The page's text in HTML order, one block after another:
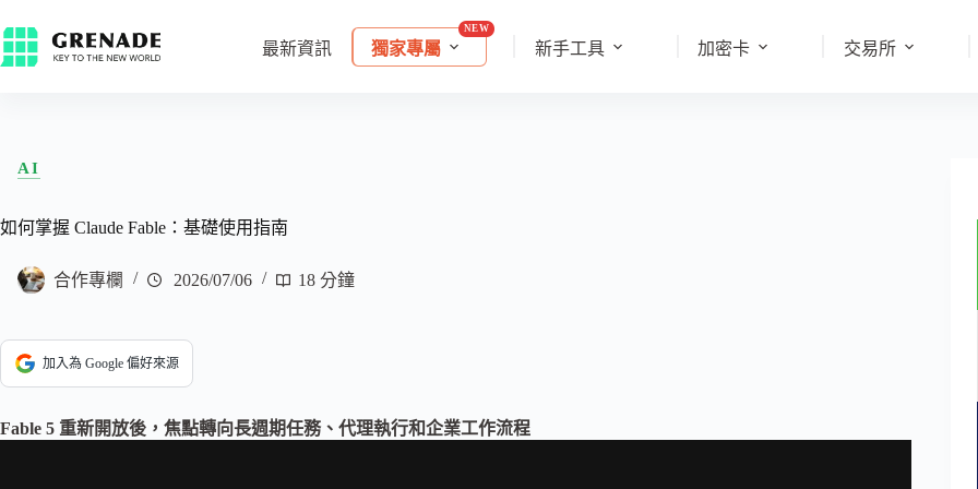
最新資訊 獨家專屬 新手工具 加密卡 交易所
AI
如何掌握 Claude Fable：基礎使用指南
合作專欄 2026/07/06 18 分鐘
加入為 Google 偏好來源
Fable 5 重新開放後，焦點轉向長週期任務、代理執行和企業工作流程